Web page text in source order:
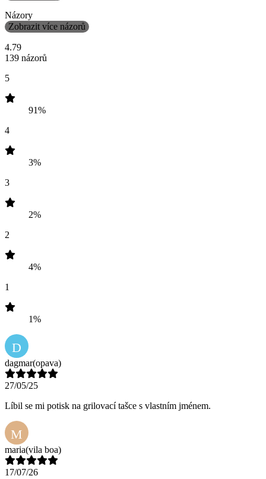
Názory
Zobrazit více názorů
4.79
139 názorů
5
91%
4
3%
3
2%
2
4%
1
1%
D
dagmar(opava)
27/05/25
Líbil se mi potisk na grilovací tašce s vlastním jménem.
M
maria(vila boa)
17/07/26